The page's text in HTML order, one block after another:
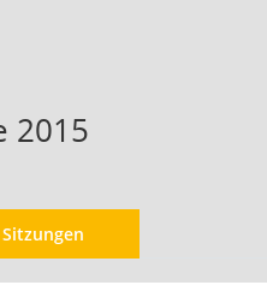
2015
Sitzungen